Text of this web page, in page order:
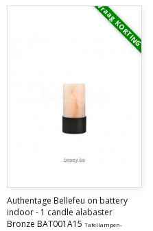
Vraag KORTING
Authentage Bellefeu on battery
indoor - 1 candle alabaster
Bronze BAT001A15 Tafellampen-